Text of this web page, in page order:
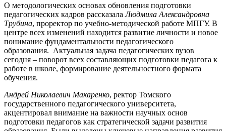
О методологических основах обновления подготовки
педагогических кадров рассказалаЛюдмила Александровна
Трубина, проректор по учебно-методической работе МПГУ. В
центре всех изменений находится развитие личности и новое
понимание фундаментальности педагогического
образования. Актуальная задача педагогических вузов
сегодня – поворот всех составляющих подготовки педагога к
работе в школе, формирование деятельностного формата
обучения.
Андрей Николаевич Макаренко, ректор Томского
государственного педагогического университета,
акцентировал внимание на важности научных основ
подготовки педагогов как стратегической задачи развития